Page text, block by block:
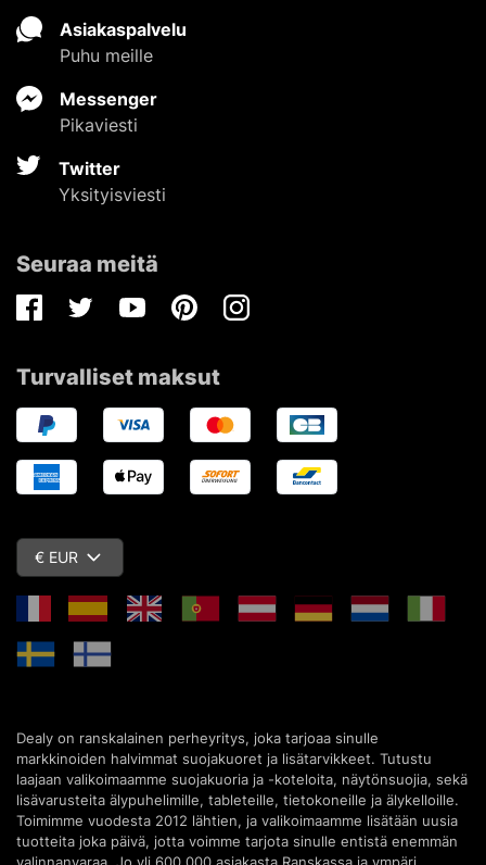
Asiakaspalvelu
Puhu meille
Messenger
Pikaviesti
Twitter
Yksityisviesti
Seuraa meitä
FacebookTwitterYoutubePinterestInstagram
Turvalliset maksut
€ EUR
Dealy on ranskalainen perheyritys, joka tarjoaa sinulle
markkinoiden halvimmat suojakuoret ja lisätarvikkeet. Tutustu
laajaan valikoimaamme suojakuoria ja -koteloita, näytönsuojia, sekä
lisävarusteita älypuhelimille, tableteille, tietokoneille ja älykelloille.
Toimimme vuodesta 2012 lähtien, ja valikoimaamme lisätään uusia
tuotteita joka päivä, jotta voimme tarjota sinulle entistä enemmän